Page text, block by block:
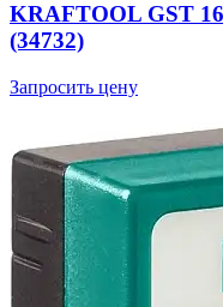
KRAFTOOL GST
(34732)
Запросить цену